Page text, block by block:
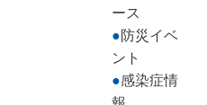
ース
防災イベ
ント
感染症情